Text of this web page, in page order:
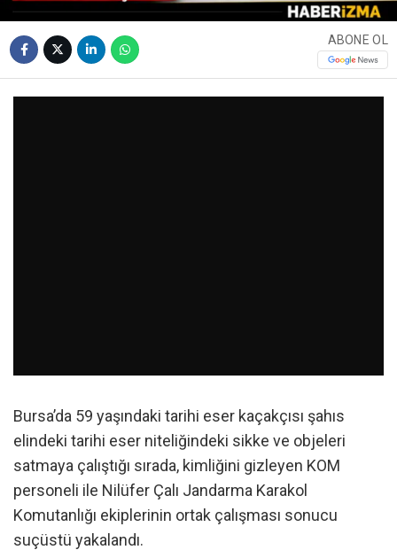
ABONE OL
Bursa’da 59 yaşındaki tarihi eser kaçakçısı şahıs
elindeki tarihi eser niteliğindeki sikke ve objeleri
satmaya çalıştığı sırada, kimliğini gizleyen KOM
personeli ile Nilüfer Çalı Jandarma Karakol
Komutanlığı ekiplerinin ortak çalışması sonucu
suçüstü yakalandı.